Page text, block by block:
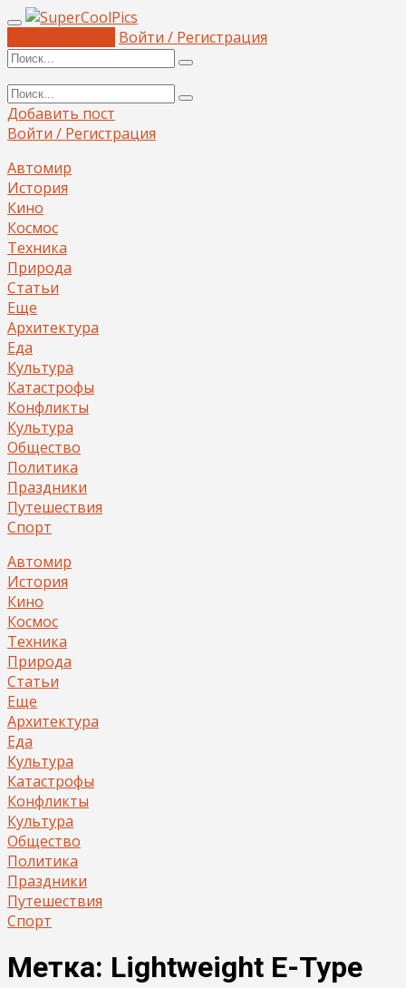
Войти / Регистрация
Добавить пост
Войти / Регистрация
Автомир
История
Кино
Космос
Техника
Природа
Статьи
Еще
Архитектура
Еда
Культура
Катастрофы
Конфликты
Культура
Общество
Политика
Праздники
Путешествия
Спорт
Автомир
История
Кино
Космос
Техника
Природа
Статьи
Еще
Архитектура
Еда
Культура
Катастрофы
Конфликты
Культура
Общество
Политика
Праздники
Путешествия
Спорт
Метка: Lightweight E-Type